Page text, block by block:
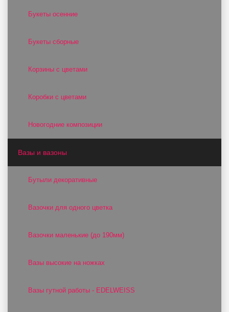
Букеты осенние
Букеты сборные
Корзины с цветами
Коробки с цветами
Новогодние композиции
Вазы и вазоны
Бутыли декоративные
Вазочки для одного цветка
Вазочки маленькие (до 190мм)
Вазы высокие на ножках
Вазы гутной работы - EDELWEISS